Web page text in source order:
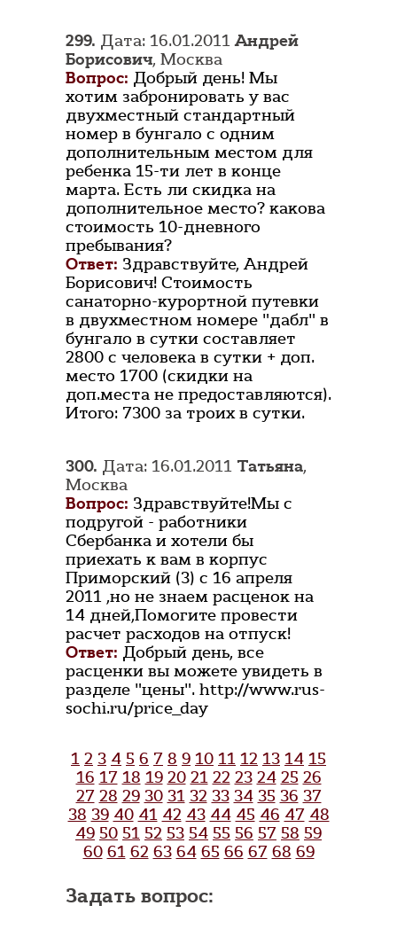
299. Дата: 16.01.2011Андрей
Борисович, Москва
Вопрос: Добрый день! Мы
хотим забронировать у вас
двухместный стандартный
номер в бунгало с одним
дополнительным местом для
ребенка 15-ти лет в конце
марта. Есть ли скидка на
дополнительное место? какова
стоимость 10-дневного
пребывания?
Ответ: Здравствуйте, Андрей
Борисович! Стоимость
санаторно-курортной путевки
в двухместном номере "дабл" в
бунгало в сутки составляет
2800 с человека в сутки + доп.
место 1700 (скидки на
доп.места не предоставляются).
Итого: 7300 за троих в сутки.
300. Дата: 16.01.2011 Татьяна,
Москва
Вопрос: Здравствуйте!Мы с
подругой - работники
Сбербанка и хотели бы
приехать к вам в корпус
Приморский (3) с 16 апреля
2011 ,но не знаем расценок на
14 дней,Помогите провести
расчет расходов на отпуск!
Ответ: Добрый день, все
расценки вы можете увидеть в
разделе "цены". http://www.rus-
sochi.ru/price_day
1 2 3 4 5 6 7 8 9 10 11 12 13 14 15
16 17 18 19 20 21 22 23 24 25 26
27 28 29 30 31 32 33 34 35 36 37
38 39 40 41 42 43 44 45 46 47 48
49 50 51 52 53 54 55 56 57 58 59
60 61 62 63 64 65 66 67 68 69
Задать вопрос: